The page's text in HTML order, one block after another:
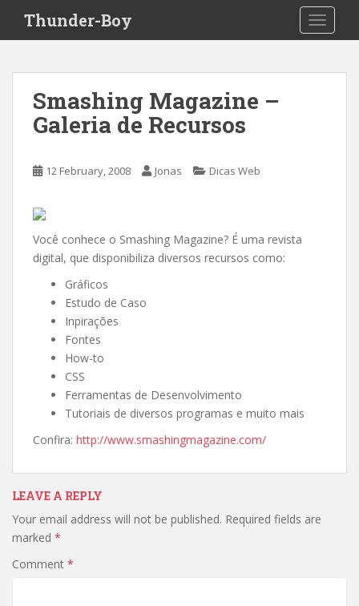
i
Thunder-Boy
Smashing Magazine –
Galeria de Recursos
12 February, 2008 Jonas Dicas Web
Você conhece o Smashing Magazine? É uma revista
digital, que disponibiliza diversos recursos como:
Gráficos
Estudo de Caso
Inpirações
Fontes
How-to
CSS
Ferramentas de Desenvolvimento
Tutoriais de diversos programas e muito mais
Confira: http://www.smashingmagazine.com/
LEAVE A REPLY
Your email address will not be published. Required fields are
marked *
Comment *